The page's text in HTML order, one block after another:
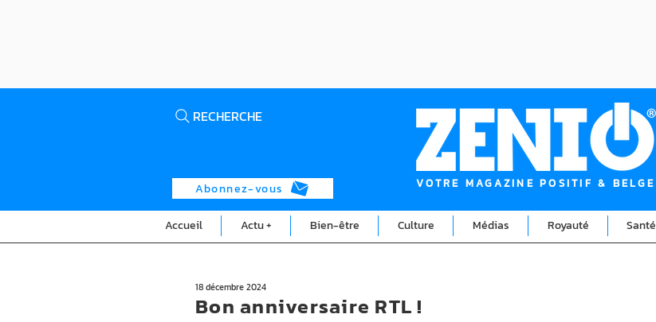
RECHERCHE
Abonnez-vous VOTRE MAGAZINE POSITIF & BELGE
Accueil Actu + Bien-être Culture Médias Royauté Santé
18 décembre 2024
Bon anniversaire RTL !